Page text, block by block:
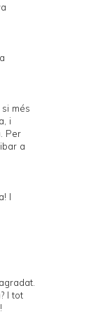
més
i
Per
a
I
I tot